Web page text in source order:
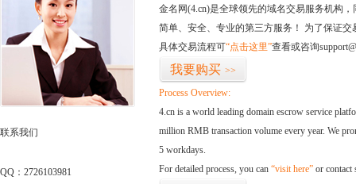
联系我们
QQ：2726103981
金名网(4.cn)是全球领先的域名交易服务机构
简单、安全、专业的第三方服务！ 为了保证
具体交易流程可“点击这里”查看或咨询
我要购买 >>
Process Overview:
4.cn is a world leading domain escrow service
million RMB transaction volume every year. We
5 workdays.
For detailed process, you can “visit here” or contact